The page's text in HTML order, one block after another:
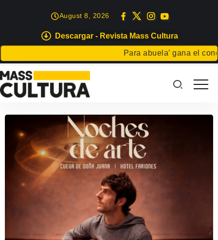
Descargar - Revista Mass Cultura
Para abuela’ gana el
August 8, 2026